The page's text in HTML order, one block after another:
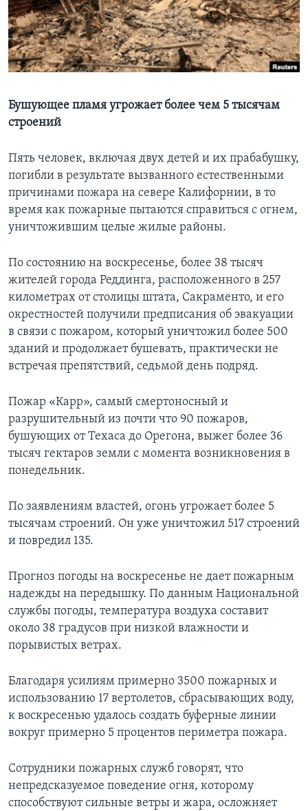
Learning English
СОЦИАЛЬНЫЕ СЕТИ
Языки
Бушующее пламя угрожает более чем 5 тысячам
строений
Пять человек, включая двух детей и их прабабушку,
погибли в результате вызванного естественными
причинами пожара на севере Калифорнии, в то
время как пожарные пытаются справиться с огнем,
уничтожившим целые жилые районы.
По состоянию на воскресенье, более 38 тысяч
жителей города Реддинга, расположенного в 257
километрах от столицы штата, Сакраменто, и его
окрестностей получили предписания об эвакуации
в связи с пожаром, который уничтожил более 500
зданий и продолжает бушевать, практически не
встречая препятствий, седьмой день подряд.
Пожар «Карр», самый смертоносный и
разрушительный из почти что 90 пожаров,
бушующих от Техаса до Орегона, выжег более 36
тысяч гектаров земли с момента возникновения в
понедельник.
По заявлениям властей, огонь угрожает более 5
тысячам строений. Он уже уничтожил 517 строений
и повредил 135.
Прогноз погоды на воскресенье не дает пожарным
надежды на передышку. По данным Национальной
службы погоды, температура воздуха составит
около 38 градусов при низкой влажности и
порывистых ветрах.
Благодаря усилиям примерно 3500 пожарных и
использованию 17 вертолетов, сбрасывающих воду,
к воскресенью удалось создать буферные линии
вокруг примерно 5 процентов периметра пожара.
Сотрудники пожарных служб говорят, что
непредсказуемое поведение огня, которому
способствуют сильные ветры и жара, осложняет